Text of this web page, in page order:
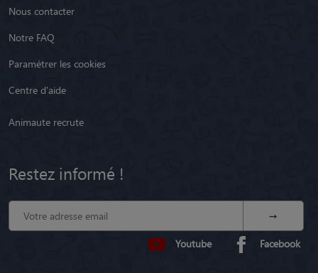
Nous contacter
Notre FAQ
Paramétrer les cookies
Centre d'aide
Animaute recrute
Restez informé !
Youtube Facebook